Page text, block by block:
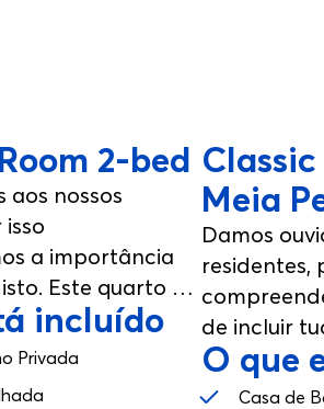
2-bed
aos nossos
a importância
Este quarto foi
no teu bem-
de banho
incluído
Privada
Meia
Damos
residentes,
de incluir
estar,
O que
Casa de